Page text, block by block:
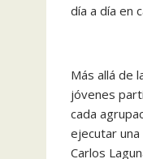
día a día en
Más allá de
jóvenes
cada
ejecutar
Carlos